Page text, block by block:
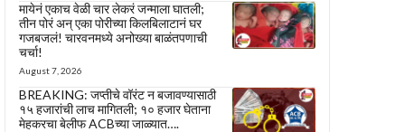
मायेनं एकाच वेळी चार लेकरं जन्माला घातली;
तीन पोरं अन् एका पोरीच्या किलबिलाटानं घर
गजबजलं! चारवनमध्ये अनोख्या बाळंतपणाची
चर्चा!
August 7, 2026
BREAKING: जप्तीचे वॉरंट न बजावण्यासाठी
१५ हजारांची लाच मागितली; १० हजार घेताना
मेहकरचा बेलीफ ACBच्या जाळ्यात….